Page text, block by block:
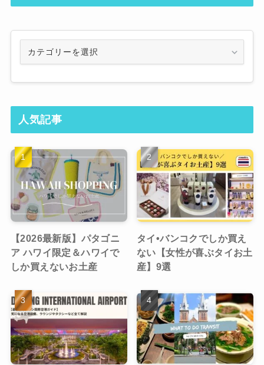
人気記事
【2026最新版】パタゴニ
ア ハワイ限定＆ハワイで
しか買えないお土産
タイ•バンコクでしか買え
ない【女性が喜ぶタイお土
産】9選